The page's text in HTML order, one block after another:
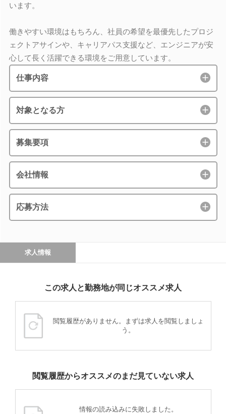
います。
働きやすい環境はもちろん、社員の希望を最優先したプロジ
ェクトアサインや、キャリアパス支援など、エンジニアが安
心して長く活躍できる環境をご用意しています。
仕事内容
対象となる方
募集要項
会社情報
応募方法
求人情報
この求人と勤務地が同じオススメ求人
閲覧履歴がありません。まずは求人を閲覧しましょ
う。
閲覧履歴からオススメのまだ見ていない求人
情報の読み込みに失敗しました。